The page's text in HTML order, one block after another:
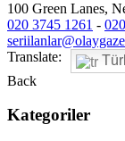
100 Green Lanes,
020 3745 1261 -
Translate:
Back
Kategoriler